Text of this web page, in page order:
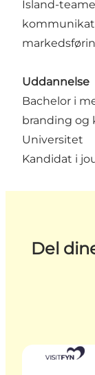
Island-
Uddannelse
Bachelor i
branding og
Universitet
Kandidat i
Del